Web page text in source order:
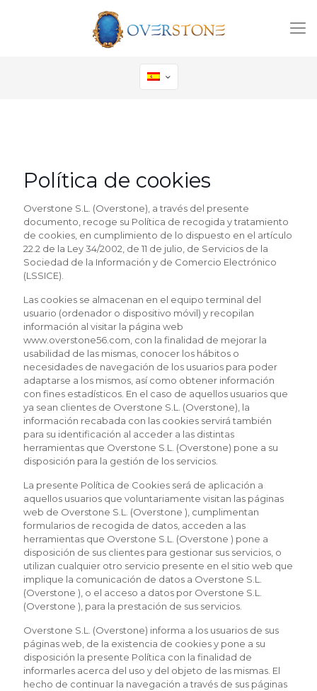
Política de cookies
Overstone S.L. (Overstone), a través del presente
documento, recoge su Política de recogida y tratamiento
de cookies, en cumplimiento de lo dispuesto en el artículo
22.2 de la Ley 34/2002, de 11 de julio, de Servicios de la
Sociedad de la Información y de Comercio Electrónico
(LSSICE).
Las cookies se almacenan en el equipo terminal del
usuario (ordenador o dispositivo móvil) y recopilan
información al visitar la página web
www.overstone56.com, con la finalidad de mejorar la
usabilidad de las mismas, conocer los hábitos o
necesidades de navegación de los usuarios para poder
adaptarse a los mismos, así como obtener información
con fines estadísticos. En el caso de aquellos usuarios que
ya sean clientes de Overstone S.L. (Overstone), la
información recabada con las cookies servirá también
para su identificación al acceder a las distintas
herramientas que Overstone S.L. (Overstone) pone a su
disposición para la gestión de los servicios.
La presente Política de Cookies será de aplicación a
aquellos usuarios que voluntariamente visitan las páginas
web de Overstone S.L. (Overstone ), cumplimentan
formularios de recogida de datos, acceden a las
herramientas que Overstone S.L. (Overstone ) pone a
disposición de sus clientes para gestionar sus servicios, o
utilizan cualquier otro servicio presente en el sitio web que
implique la comunicación de datos a Overstone S.L.
(Overstone ), o el acceso a datos por Overstone S.L.
(Overstone ), para la prestación de sus servicios.
Overstone S.L. (Overstone) informa a los usuarios de sus
páginas web, de la existencia de cookies y pone a su
disposición la presente Política con la finalidad de
informarles acerca del uso y del objeto de las mismas. El
hecho de continuar la navegación a través de sus páginas